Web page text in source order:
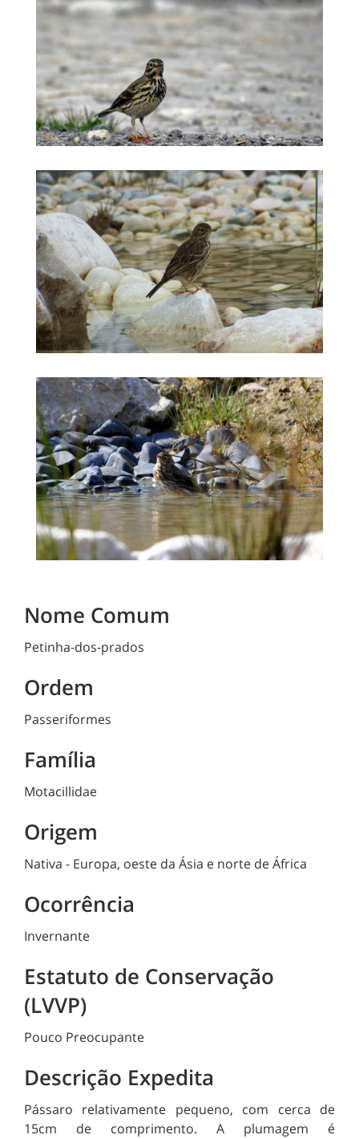
Nome Comum
Petinha-dos-prados
Ordem
Passeriformes
Família
Motacillidae
Origem
Nativa - Europa, oeste da Ásia e norte de África
Ocorrência
Invernante
Estatuto de Conservação
(LVVP)
Pouco Preocupante
Descrição Expedita
Pássaro relativamente pequeno, com cerca de
15cm de comprimento. A plumagem é